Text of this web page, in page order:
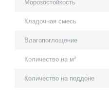
Морозостойкость
Кладочная смесь
Влагопоглощение
Количество на м²
Количество на поддоне